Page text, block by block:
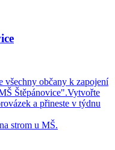
všechny občany k zapojení
Štěpánovice".Vytvořte
a přineste v týdnu
strom u MŠ.